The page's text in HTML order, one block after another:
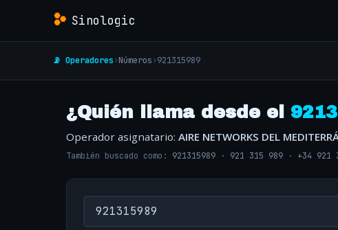
Sinologic
📡 Operadores›Números›921315989
¿Quién llama desde el
Operador asignatario: AIRE NETWORKS DEL
También buscado como: 921315989 · 921 315 989 · +34 921